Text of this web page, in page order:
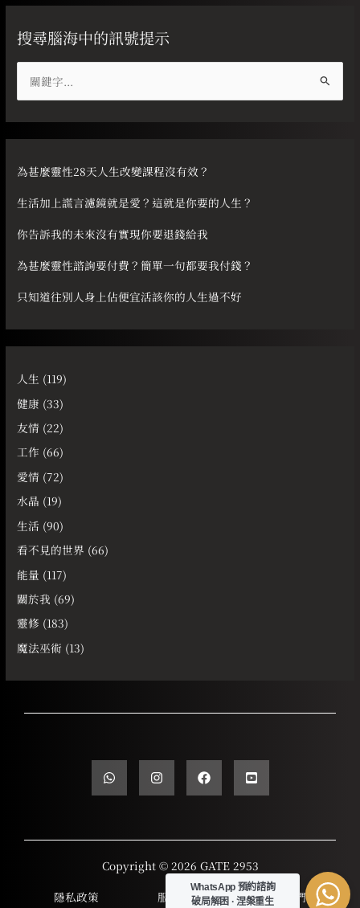
搜尋腦海中的訊號提示
尋
關
字
為甚麼靈性28天人生改變課程沒有效？
生活加上謊言濾鏡就是愛？這就是你要的人生？
你告訴我的未來沒有實現你要退錢給我
為甚麼靈性諮詢要付費？簡單一句都要我付錢？
只知道往別人身上佔便宜活該你的人生過不好
人生 (119)
健康 (33)
友情 (22)
工作 (66)
愛情 (72)
水晶 (19)
生活 (90)
看不見的世界 (66)
能量 (117)
關於我 (69)
靈修 (183)
魔法巫術 (13)
Copyright © 2026 GATE 2953
隱私政策
服務條款 聯繫我們
WhatsApp 預約諮詢
破局解困 · 涅槃重生